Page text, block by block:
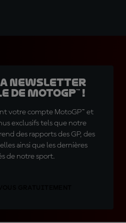
Newsletter
MotoGP™ !
votre compte MotoGP™ et
exclusifs tels que notre
des rapports des GP, des
ainsi que les dernières
de notre sport.